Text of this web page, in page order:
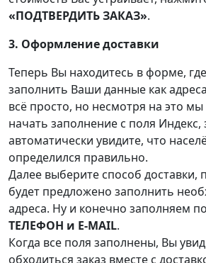
«ПОДТВЕРДИТЬ ЗАКАЗ».
3. Оформление доставки
Теперь Вы находитесь в форме,
заполнить Ваши данные как
всё просто, но несмотря на это
начать заполнение с поля
автоматически увидите, что
определился правильно.
Далее выберите способ доставки,
будет предложено заполнить
адреса. Ну и конечно заполняем
ТЕЛЕФОН и Е-MAIL.
Когда все поля заполнены, Вы
обходиться заказ вместе с